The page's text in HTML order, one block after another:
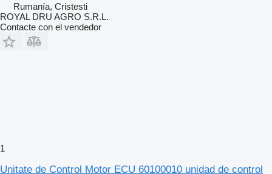
Rumanía, Cristesti
ROYAL DRU AGRO S.R.L.
Contacte con el vendedor
1
Unitate de Control Motor ECU 60100010 unidad de control